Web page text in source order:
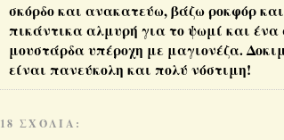
σκόρδο και ανακατεύω, βάζω ροκφόρ
πικάντικα αλμυρή για το ψωμί και
μουστάρδα υπέροχη με μαγιονέζα.
είναι πανεύκολη και πολύ νόστιμη!
18 ΣΧΌΛΙΑ: